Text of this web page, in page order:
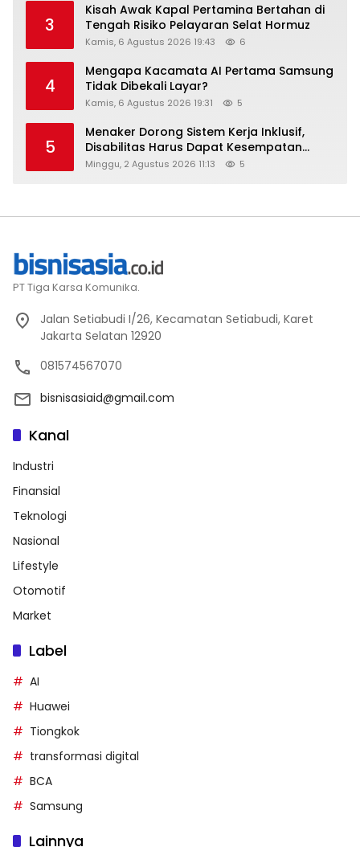
3
Kisah Awak Kapal Pertamina Bertahan di
Tengah Risiko Pelayaran Selat Hormuz
Kamis, 6 Agustus 2026 19:43 6
4
Mengapa Kacamata AI Pertama Samsung
Tidak Dibekali Layar?
Kamis, 6 Agustus 2026 19:31 5
5
Menaker Dorong Sistem Kerja Inklusif,
Disabilitas Harus Dapat Kesempatan
Setara
Minggu, 2 Agustus 2026 11:13 5
PT Tiga Karsa Komunika.
Jalan Setiabudi I/26, Kecamatan Setiabudi, Karet
Jakarta Selatan 12920
081574567070
bisnisasiaid@gmail.com
Kanal
Industri
Finansial
Teknologi
Nasional
Lifestyle
Otomotif
Market
Label
AI
Huawei
Tiongkok
transformasi digital
BCA
Samsung
Lainnya